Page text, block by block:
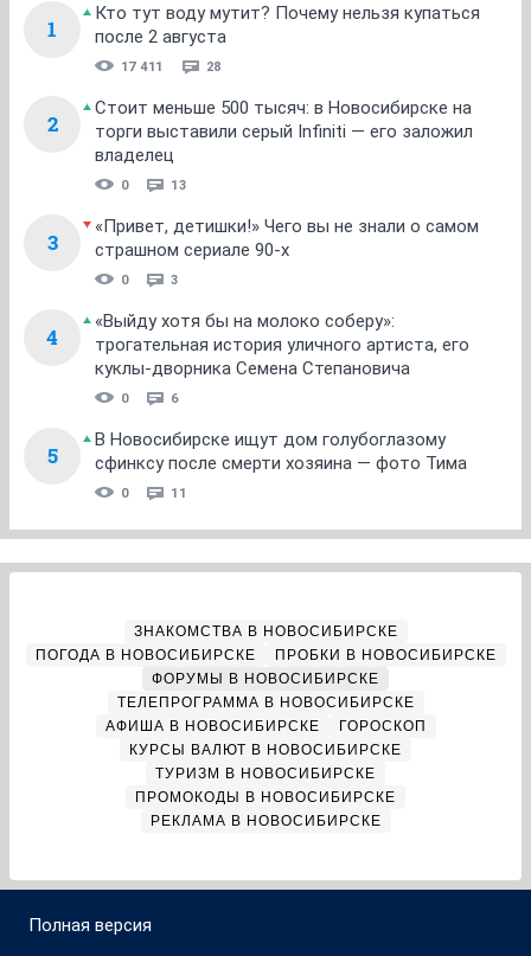
1
Кто тут воду мутит? Почему нельзя купаться
после 2 августа
17 411 28
2
Стоит меньше 500 тысяч: в Новосибирске на
торги выставили серый Infiniti — его заложил
владелец
0 13
3
«Привет, детишки!» Чего вы не знали о самом
страшном сериале 90-х
0 3
4
«Выйду хотя бы на молоко соберу»:
трогательная история уличного артиста, его
куклы-дворника Семена Степановича
0 6
5
В Новосибирске ищут дом голубоглазому
сфинксу после смерти хозяина — фото Тима
0 11
ЗНАКОМСТВА В НОВОСИБИРСКЕ
ПОГОДА В НОВОСИБИРСКЕ
ПРОБКИ В НОВОСИБИРСКЕ
ФОРУМЫ В НОВОСИБИРСКЕ
ТЕЛЕПРОГРАММА В НОВОСИБИРСКЕ
АФИША В НОВОСИБИРСКЕ
ГОРОСКОП
КУРСЫ ВАЛЮТ В НОВОСИБИРСКЕ
ТУРИЗМ В НОВОСИБИРСКЕ
ПРОМОКОДЫ В НОВОСИБИРСКЕ
РЕКЛАМА В НОВОСИБИРСКЕ
Полная версия